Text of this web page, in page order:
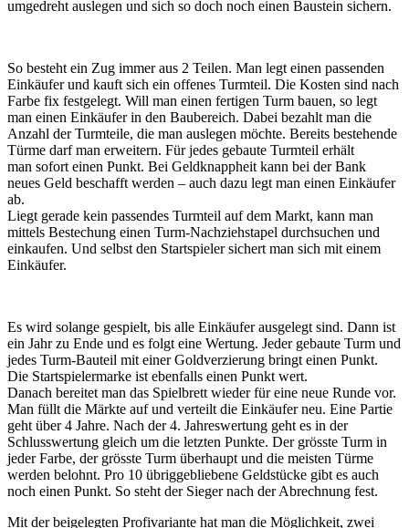
umgedreht auslegen und sich so doch noch einen Baustein sichern.
So besteht ein Zug immer aus 2 Teilen. Man legt einen passenden
Einkäufer und kauft sich ein offenes Turmteil. Die Kosten sind nach
Farbe fix festgelegt. Will man einen fertigen Turm bauen, so legt
man einen Einkäufer in den Baubereich. Dabei bezahlt man die
Anzahl der Turmteile, die man auslegen möchte. Bereits bestehende
Türme darf man erweitern. Für jedes gebaute Turmteil erhält
man sofort einen Punkt. Bei Geldknappheit kann bei der Bank
neues Geld beschafft werden – auch dazu legt man einen Einkäufer
ab.
Liegt gerade kein passendes Turmteil auf dem Markt, kann man
mittels Bestechung einen Turm-Nachziehstapel durchsuchen und
einkaufen. Und selbst den Startspieler sichert man sich mit einem
Einkäufer.
Es wird solange gespielt, bis alle Einkäufer ausgelegt sind. Dann ist
ein Jahr zu Ende und es folgt eine Wertung. Jeder gebaute Turm und
jedes Turm-Bauteil mit einer Goldverzierung bringt einen Punkt.
Die Startspielermarke ist ebenfalls einen Punkt wert.
Danach bereitet man das Spielbrett wieder für eine neue Runde vor.
Man füllt die Märkte auf und verteilt die Einkäufer neu. Eine Partie
geht über 4 Jahre. Nach der 4. Jahreswertung geht es in der
Schlusswertung gleich um die letzten Punkte. Der grösste Turm in
jeder Farbe, der grösste Turm überhaupt und die meisten Türme
werden belohnt. Pro 10 übriggebliebene Geldstücke gibt es auch
noch einen Punkt. So steht der Sieger nach der Abrechnung fest.
Mit der beigelegten Profivariante hat man die Möglichkeit, zwei